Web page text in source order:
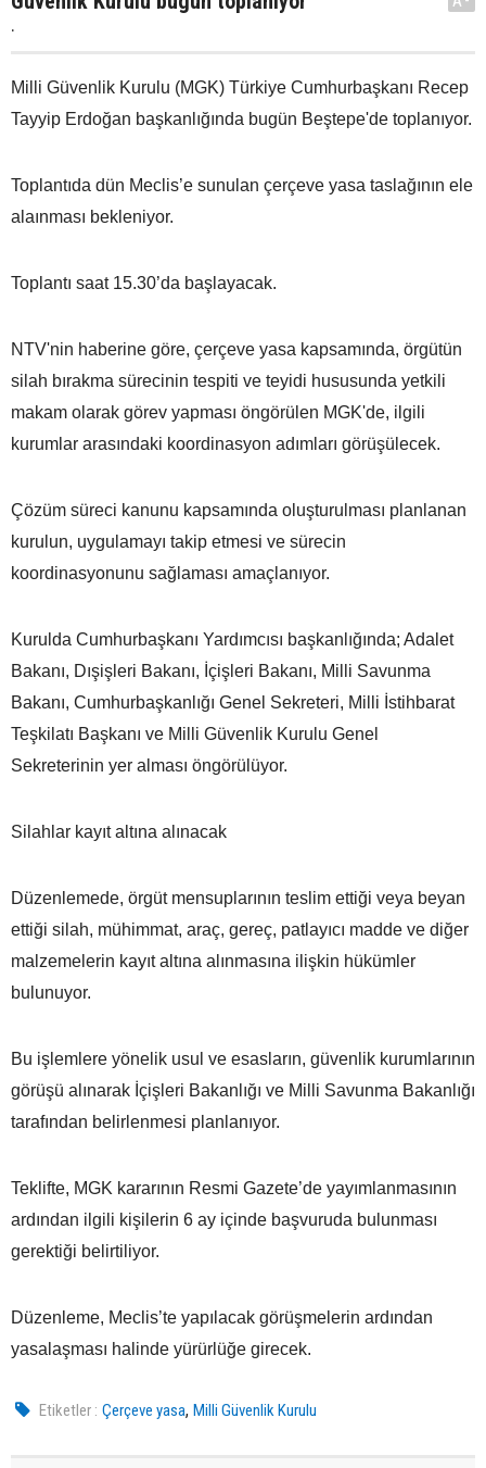
.
Milli Güvenlik Kurulu (MGK) Türkiye Cumhurbaşkanı Recep
Tayyip Erdoğan başkanlığında bugün Beştepe'de toplanıyor.
Toplantıda dün Meclis’e sunulan çerçeve yasa taslağının ele
alaınması bekleniyor.
Toplantı saat 15.30’da başlayacak.
NTV'nin haberine göre, çerçeve yasa kapsamında, örgütün
silah bırakma sürecinin tespiti ve teyidi hususunda yetkili
makam olarak görev yapması öngörülen MGK'de, ilgili
kurumlar arasındaki koordinasyon adımları görüşülecek.
Çözüm süreci kanunu kapsamında oluşturulması planlanan
kurulun, uygulamayı takip etmesi ve sürecin
koordinasyonunu sağlaması amaçlanıyor.
Kurulda Cumhurbaşkanı Yardımcısı başkanlığında; Adalet
Bakanı, Dışişleri Bakanı, İçişleri Bakanı, Milli Savunma
Bakanı, Cumhurbaşkanlığı Genel Sekreteri, Milli İstihbarat
Teşkilatı Başkanı ve Milli Güvenlik Kurulu Genel
Sekreterinin yer alması öngörülüyor.
Silahlar kayıt altına alınacak
Düzenlemede, örgüt mensuplarının teslim ettiği veya beyan
ettiği silah, mühimmat, araç, gereç, patlayıcı madde ve diğer
malzemelerin kayıt altına alınmasına ilişkin hükümler
bulunuyor.
Bu işlemlere yönelik usul ve esasların, güvenlik kurumlarının
görüşü alınarak İçişleri Bakanlığı ve Milli Savunma Bakanlığı
tarafından belirlenmesi planlanıyor.
Teklifte, MGK kararının Resmi Gazete’de yayımlanmasının
ardından ilgili kişilerin 6 ay içinde başvuruda bulunması
gerektiği belirtiliyor.
Düzenleme, Meclis’te yapılacak görüşmelerin ardından
yasalaşması halinde yürürlüğe girecek.
Etiketler : Çerçeve yasa,Milli Güvenlik Kurulu